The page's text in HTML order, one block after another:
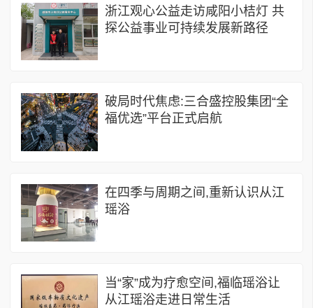
浙江观心公益走访咸阳小桔灯 共
探公益事业可持续发展新路径
破局时代焦虑:三合盛控股集团“全
福优选”平台正式启航
在四季与周期之间,重新认识从江
瑶浴
当“家”成为疗愈空间,福临瑶浴让
从江瑶浴走进日常生活